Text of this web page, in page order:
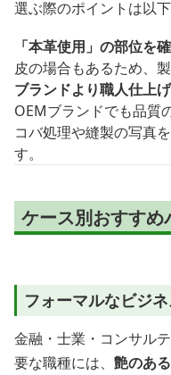
選ぶ際のポイントは以下
「本革使用」の部位を
皮の場合もあるため、
ブランドより職人仕上
OEMブランドでも品質
コバ処理や縫製の写真
す。
ケース別おすすめ
フォーマルなビジ
金融・士業・コンサル
要な職種には、 艶のあ